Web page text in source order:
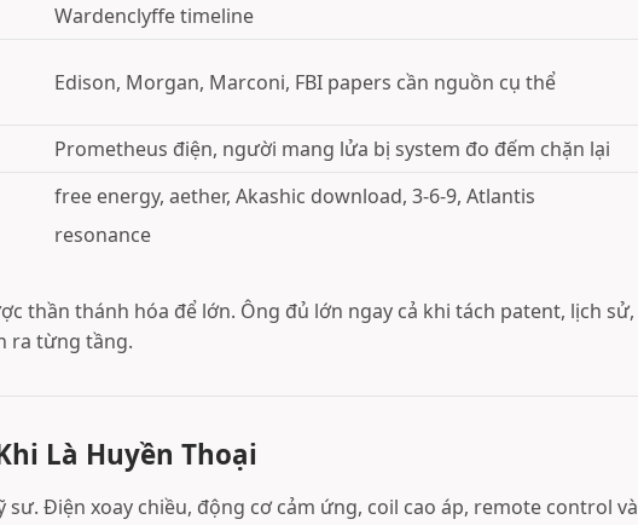
Wardenclyffe timeline
Edison, Morgan, Marconi, FBI papers cần nguồn cụ thể
Prometheus điện, người mang lửa bị system đo đếm chặn lại
free energy, aether, Akashic download, 3-6-9, Atlantis
resonance
thần thánh hóa để lớn. Ông đủ lớn ngay cả khi tách patent, lịch sử,
ra từng tầng.
Là Huyền Thoại
sư. Điện xoay chiều, động cơ cảm ứng, coil cao áp, remote control và